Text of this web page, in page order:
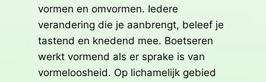
vormen en omvormen. Iedere
verandering die je aanbrengt, beleef je
tastend en knedend mee. Boetseren
werkt vormend als er sprake is van
vormeloosheid. Op lichamelijk gebied